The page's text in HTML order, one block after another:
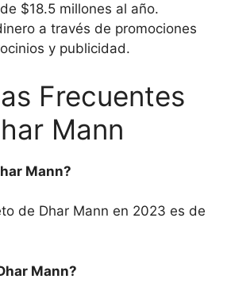
$18.5 millones al año.
a través de promociones
y publicidad.
Frecuentes
Mann
Mann?
de Dhar Mann en 2023 es de
Mann?